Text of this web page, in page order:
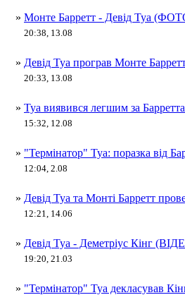
» Монте Барретт - Девід Туа
20:38, 13.08
» Девід Туа програв Монте
20:33, 13.08
» Туа виявився легшим за
15:32, 12.08
» "Термінатор" Туа: поразка від
12:04, 2.08
» Девід Туа та Монті Барретт
12:21, 14.06
» Девід Туа - Деметріус Кінг
19:20, 21.03
» "Термінатор" Туа декласував